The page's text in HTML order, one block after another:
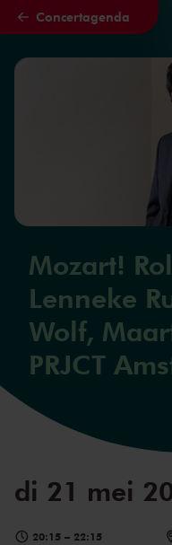
Naar hoofdcontent
Concertagenda
Mozart!
Lenneke
Wolf,
PRJCT
di 21 mei
20:15 – 22:15